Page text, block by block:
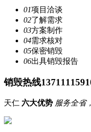
01项目洽谈
02了解需求
03方案制作
04需求核对
05保密销毁
06出具销毁报告
销毁热线
天仁 六大优势 服务全省